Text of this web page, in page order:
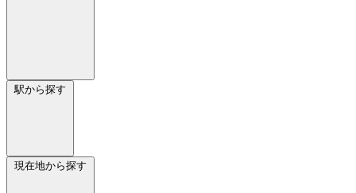
駅から探す
現在地から探す